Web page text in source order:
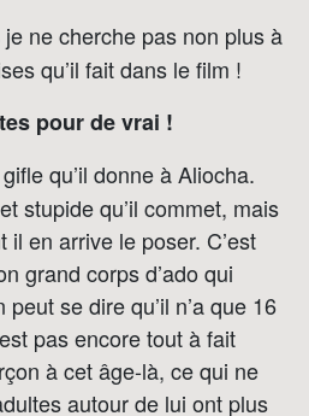
ne cherche pas non plus à
qu’il fait dans le film !
pour de vrai !
qu’il donne à Aliocha.
stupide qu’il commet, mais
en arrive le poser. C’est
grand corps d’ado qui
se dire qu’il n’a que 16
pas encore tout à fait
à cet âge-là, ce qui ne
autour de lui ont plus